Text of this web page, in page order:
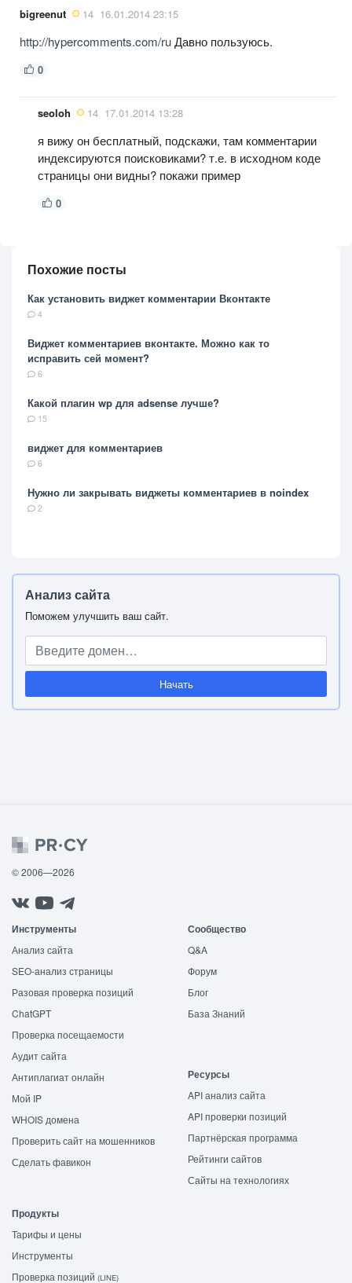
bigreenut 14 16.01.2014 23:15
http://hypercomments.com/ruДавно пользуюсь.
0
seoloh 14 17.01.2014 13:28
я вижу он бесплатный, подскажи, там комментарии
индексируются поисковиками? т.е. в исходном коде
страницы они видны? покажи пример
0
Похожие посты
Как установить виджет комментарии Вконтакте
4
Виджет комментариев вконтакте. Можно как то
исправить сей момент?
6
Какой плагин wp для adsense лучше?
15
виджет для комментариев
6
Нужно ли закрывать виджеты комментариев в noindex
2
Анализ сайта
Поможем улучшить ваш сайт.
Начать
© 2006—2026
Инструменты
Анализ сайта
SEO-анализ страницы
Разовая проверка позиций
ChatGPT
Проверка посещаемости
Аудит сайта
Антиплагиат онлайн
Мой IP
WHOIS домена
Проверить сайт на мошенников
Сделать фавикон
Сообщество
Q&A
Форум
Блог
База Знаний
Ресурсы
API анализ сайта
API проверки позиций
Партнёрская программа
Рейтинги сайтов
Сайты на технологиях
Продукты
Тарифы и цены
Инструменты
Проверка позиций (LINE)